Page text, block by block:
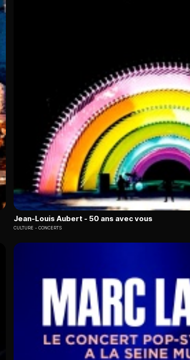
Jean-Louis Aubert - 50 ans avec vous
CULTURE CONCERTS